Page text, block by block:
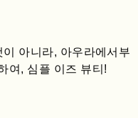
아니라, 아우라에서부
여, 심플 이즈 뷰티!